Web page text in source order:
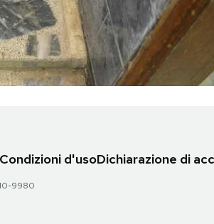
Condizioni d'usoDichiarazione di
9980